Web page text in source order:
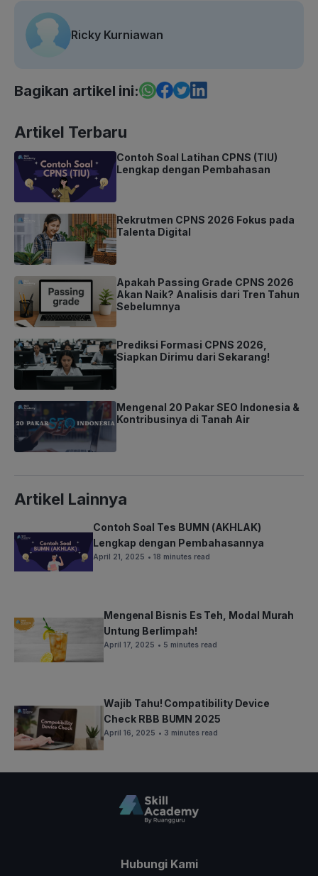
Ricky Kurniawan
Bagikan artikel ini:
Artikel Terbaru
Contoh Soal Latihan CPNS (TIU)
Lengkap dengan Pembahasan
Rekrutmen CPNS 2026 Fokus pada
Talenta Digital
Apakah Passing Grade CPNS 2026
Akan Naik? Analisis dari Tren Tahun
Sebelumnya
Prediksi Formasi CPNS 2026,
Siapkan Dirimu dari Sekarang!
Mengenal 20 Pakar SEO Indonesia &
Kontribusinya di Tanah Air
Artikel Lainnya
Contoh Soal Tes BUMN (AKHLAK)
Lengkap dengan Pembahasannya
April 21, 2025 • 18 minutes read
Mengenal Bisnis Es Teh, Modal Murah
Untung Berlimpah!
April 17, 2025 • 5 minutes read
Wajib Tahu! Compatibility Device
Check RBB BUMN 2025
April 16, 2025 • 3 minutes read
Hubungi Kami